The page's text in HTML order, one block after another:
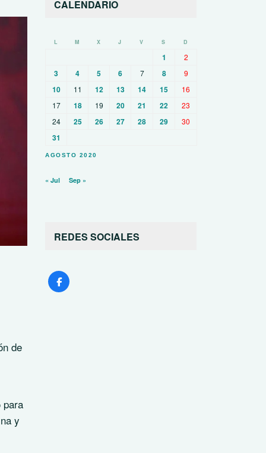
de
para
y
CALENDARIO
AGOSTO 2020
L M X J V S D
1 2
3 4 5 6 7 8 9
10 11 12 13 14 15
16
17
18 19 20 21 22
23
24
25 26 27 28 29 30
31
« Jul Sep »
REDES SOCIALES